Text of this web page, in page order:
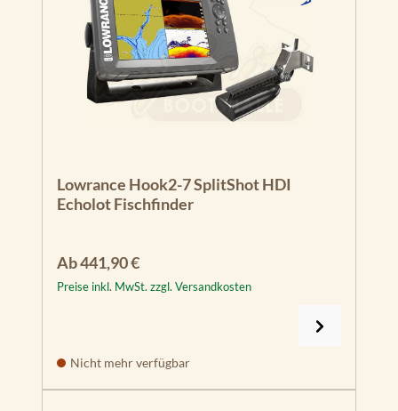
Lowrance Hook2-7 SplitShot HDI
Echolot Fischfinder
Regulärer Preis:
Ab441,90 €
Preise inkl. MwSt. zzgl. Versandkosten
Nicht mehr verfügbar